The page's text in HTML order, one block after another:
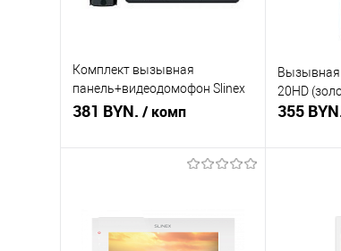
Комплект вызывная
панель+видеодомофон Slinex
ML-16HR+SM-07M (черный/
381 BYN. / комп
Купить в 1 клик
Сравнение
Вызывная
20HD
355
Купить в